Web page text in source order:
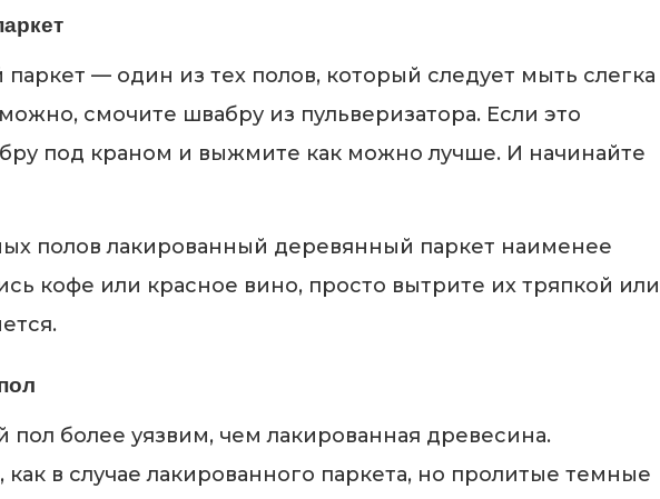
— один из тех полов, который следует мыть слегка
смочите швабру из пульверизатора. Если это
под краном и выжмите как можно лучше. И начинайте
полов лакированный деревянный паркет наименее
кофе или красное вино, просто вытрите их тряпкой или
более уязвим, чем лакированная древесина.
как в случае лакированного паркета, но пролитые темные